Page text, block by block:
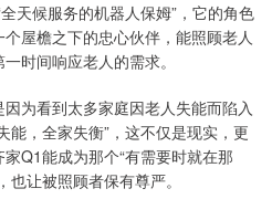
候服务的机器人保姆”，它的角色
屋檐之下的忠心伙伴，能照顾老人
时间响应老人的需求。
为看到太多家庭因老人失能而陷入
能，全家失衡”，这不仅是现实，更
Q1能成为那个“有需要时就在那
让被照顾者保有尊严。